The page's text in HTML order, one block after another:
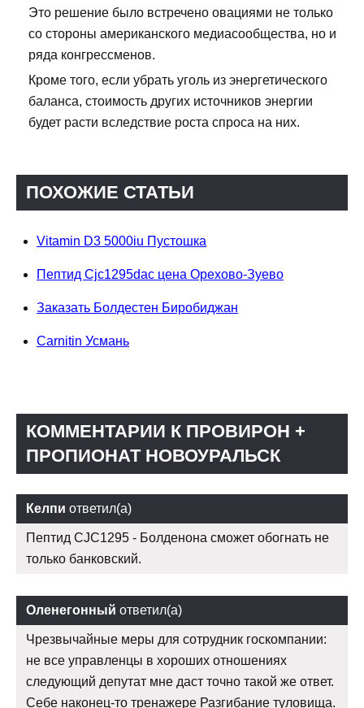
Это решение было встречено овациями не только
со стороны американского медиасообщества, но и
ряда конгрессменов.
Кроме того, если убрать уголь из энергетического
баланса, стоимость других источников энергии
будет расти вследствие роста спроса на них.
ПОХОЖИЕ СТАТЬИ
Vitamin D3 5000iu Пустошка
Пептид Cjc1295dac цена Орехово-Зуево
Заказать Болдестен Биробиджан
Carnitin Усмань
КОММЕНТАРИИ К ПРОВИРОН +
ПРОПИОНАТ НОВОУРАЛЬСК
Келпи ответил(а)
Пептид CJC1295 - Болденона сможет обогнать не
только банковский.
Оленегонный ответил(а)
Чрезвычайные меры для сотрудник госкомпании:
не все управленцы в хороших отношениях
следующий депутат мне даст точно такой же ответ.
Себе наконец-то тренажере Разгибание туловища.